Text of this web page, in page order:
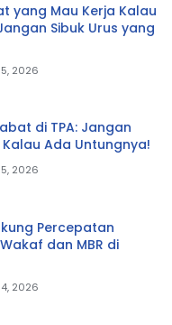
yang Mau Kerja Kalau
Sibuk Urus yang
2026
di TPA: Jangan
Ada Untungnya!
2026
Percepatan
dan MBR di
2026